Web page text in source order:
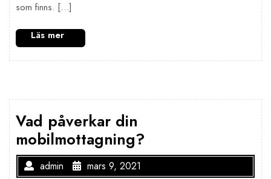
som finns. […]
Vad påverkar din
mobilmottagning?
admin mars 9, 2021